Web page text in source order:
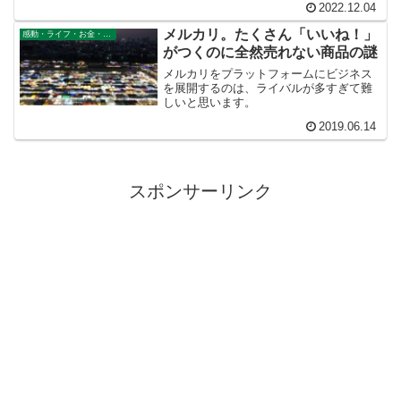
らない「何か」（おもしろさ）があるよ
うに思えてならないのです。でも……今
日まで手を染めなかった「何か」によっ
て、けっきょく一生やらないんだろうな
あ。わたしはそんな気がしています。
2022.12.04
メルカリ。たくさん「いいね！」
がつくのに全然売れない商品の謎
メルカリをプラットフォームにビジネス
を展開するのは、ライバルが多すぎて難
しいと思います。
2019.06.14
スポンサーリンク